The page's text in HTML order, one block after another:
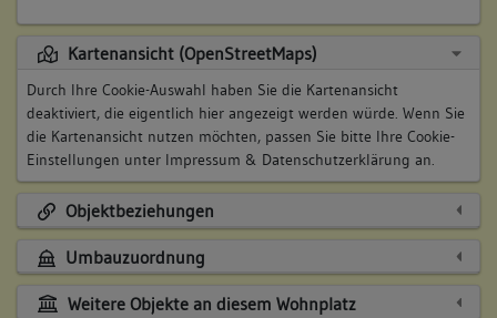
Kartenansicht (OpenStreetMaps)
Durch Ihre Cookie-Auswahl haben Sie die Kartenansicht
deaktiviert, die eigentlich hier angezeigt werden würde. Wenn Sie
die Kartenansicht nutzen möchten, passen Sie bitte Ihre Cookie-
Einstellungen unter Impressum & Datenschutzerklärung an.
Objektbeziehungen
Umbauzuordnung
Weitere Objekte an diesem Wohnplatz